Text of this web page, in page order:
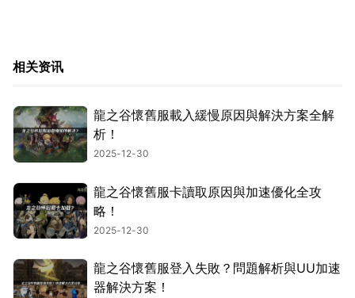
相关资讯
龍之谷懷舊服載入緩慢原因與解決方案全解
析！
2025-12-30
龍之谷懷舊服卡讀取原因與加速優化全攻
略！
2025-12-30
龍之谷懷舊服登入失敗？問題解析與UU加速
器解決方案！